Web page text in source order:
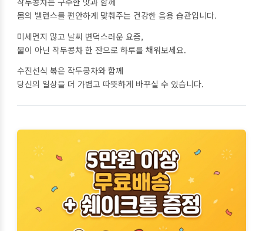
몸의 밸런스를 편안하게 맞춰주는 건강한 음용 습관입니다.
미세먼지 많고 날씨 변덕스러운 요즘,
물이 아닌 작두콩차 한 잔으로 하루를 채워보세요.
수진선식 볶은 작두콩차와 함께
당신의 일상을 더 가볍고 따뜻하게 바꾸실 수 있습니다.